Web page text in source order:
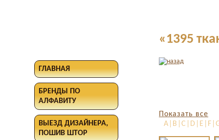
ГЛАВНАЯ
БРЕНДЫ ПО
АЛФАВИТУ
ВЫЕЗД ДИЗАЙНЕРА,
ПОШИВ ШТОР
«1395
Показать все